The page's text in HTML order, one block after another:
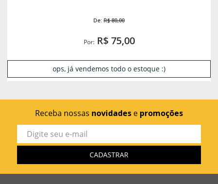
De: R$ 80,00
Por:R$ 75,00
ops, já vendemos todo o estoque :)
Receba nossas novidades e promoções